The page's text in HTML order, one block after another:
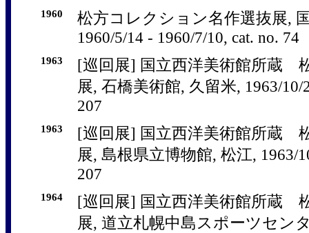
1960
松方コレクション名作選抜展,
1960/5/14 - 1960/7/10, cat. no. 74
1963
[巡回展] 国立西洋美術館所蔵
展, 石橋美術館, 久留米, 1963/10/
207
1963
[巡回展] 国立西洋美術館所蔵
展, 島根県立博物館, 松江, 1963/
207
1964
[巡回展] 国立西洋美術館所蔵
展, 道立札幌中島スポーツセン